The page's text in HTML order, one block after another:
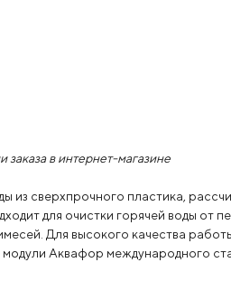
в интернет-магазине
из сверхпрочного пластика,
для очистки горячей воды от
Для высокого качества
Аквафор международного